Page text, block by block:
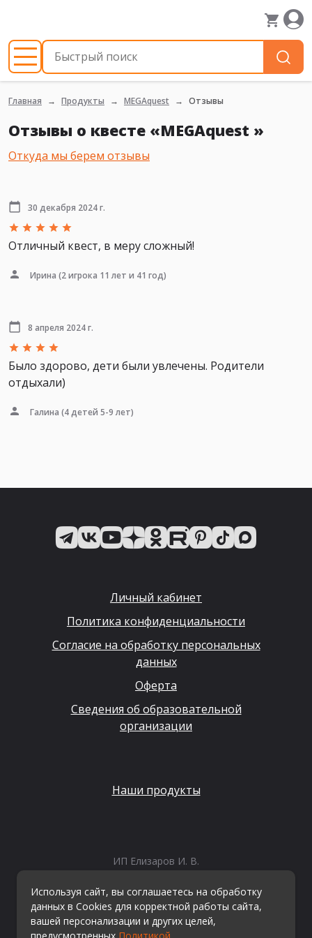
Главная Продукты MEGAquest Отзывы
Отзывы о квесте «MEGAquest »
Откуда мы берем отзывы
30 декабря 2024 г.
Отличный квест, в меру сложный!
Ирина (2 игрока 11 лет и 41 год)
8 апреля 2024 г.
Было здорово, дети были увлечены. Родители
отдыхали)
Галина (4 детей 5-9 лет)
Личный кабинет
Политика конфиденциальности
Согласие на обработку персональных
данных
Оферта
Сведения об образовательной
организации
Наши продукты
ИП Елизаров И. В.
ОГРНИП: 315665800057162
Эл. почта:info@kvestiks.ru
Используя сайт, вы соглашаетесь на обработку
данных в Cookies для корректной работы сайта,
вашей персонализации и других целей,